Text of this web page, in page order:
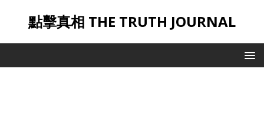
點擊真相 THE TRUTH JOURNAL